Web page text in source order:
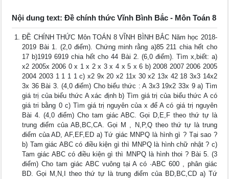
Nội dung text: Đề chính thức Vĩnh Bình Bắc - Môn Toán 8
ĐỀ CHÍNH THỨC Môn TOÁN 8 VĨNH BÌNH BẮC Năm học 2018-
2019 Bài 1. (2,0 điểm). Chứng minh rằng a)85 211 chia hết cho
17 b)1919 6919 chia hết cho 44 Bài 2. (6,0 điểm). Tìm x,biết: a)
x2 2005x 2006 0 x 1 x 2 x 3 x 4 x 5 x 6 b) 2008 2007 2006 2005
2004 2003 1 1 1 1 c) x2 9x 20 x2 11x 30 x2 13x 42 18 3x3 14x2
3x 36 Bài 3. (4,0 điểm) Cho biểu thức : A 3x3 19x2 33x 9 a) Tìm
giá trị của biểu thức A xác định b) Tìm giá trị của biểu thức A có
giá tri bằng 0 c) Tìm giá trị nguyên của x để A có giá trị nguyên
Bài 4. (4,0 điểm) Cho tam giác ABC. Gọi D,E,F theo thứ tự là
trung điểm của AB,BC,CA. Gọi M , N,P,Q theo thứ tự là trung
điểm của AD, AF,EF,ED a) Tứ giác MNPQ là hình gì ? Tại sao ?
b) Tam giác ABC có điều kiện gì thì MNPQ là hình chữ nhật ? c)
Tam giác ABC có điều kiện gì thì MNPQ là hình thoi ? Bài 5. (3
điểm) Cho tam giác ABC vuông tại A có ·ABC 600 , phân giác
BD. Gọi M,N,I theo thứ tự là trung điểm của BD,BC,CD a) Tứ